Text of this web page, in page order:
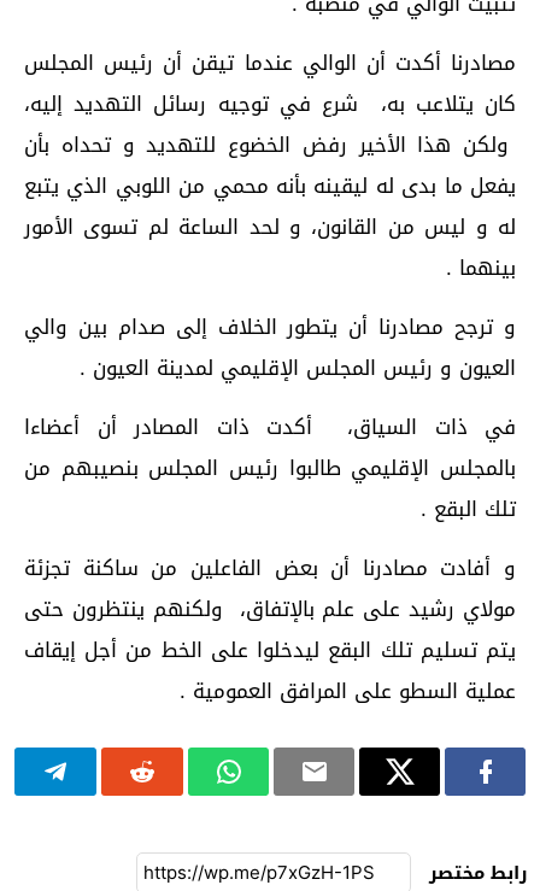
مصادرنا أكدت أن الوالي عندما تيقن أن رئيس المجلس
كان يتلاعب به، شرع في توجيه رسائل التهديد إليه،
ولكن هذا الأخير رفض الخضوع للتهديد و تحداه بأن
يفعل ما بدى له ليقينه بأنه محمي من اللوبي الذي يتبع
له و ليس من القانون، و لحد الساعة لم تسوى الأمور
بينهما .
و ترجح مصادرنا أن يتطور الخلاف إلى صدام بين والي
العيون و رئيس المجلس الإقليمي لمدينة العيون .
في ذات السياق، أكدت ذات المصادر أن أعضاءا
بالمجلس الإقليمي طالبوا رئيس المجلس بنصيبهم من
تلك البقع .
و أفادت مصادرنا أن بعض الفاعلين من ساكنة تجزئة
مولاي رشيد على علم بالإتفاق، ولكنهم ينتظرون حتى
يتم تسليم تلك البقع ليدخلوا على الخط من أجل إيقاف
عملية السطو على المرافق العمومية .
رابط مختصر